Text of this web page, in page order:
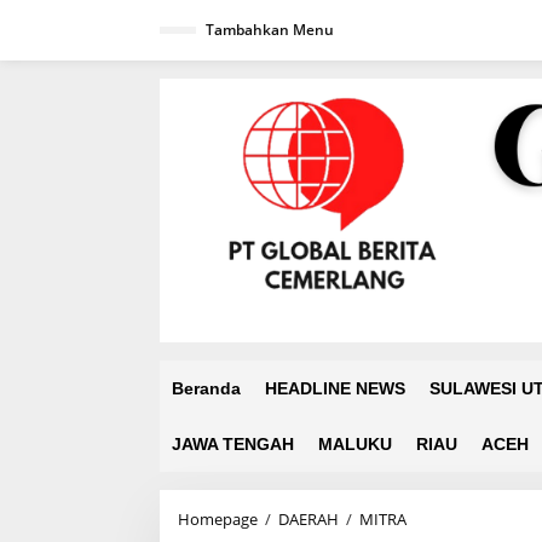
Tambahkan Menu
Beranda HEADLINE NEWS SULAWESI
JAWA TENGAH MALUKU RIAU ACEH
Homepage / DAERAH / MITRA